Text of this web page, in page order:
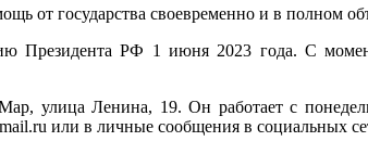
от государства своевременно и в полном
Президента РФ 1 июня 2023 года. С
улица Ленина, 19. Он работает с
или в личные сообщения в социальных